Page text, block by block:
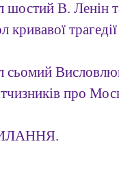
шостий В. Ленін
кривавої трагедії
сьомий
про